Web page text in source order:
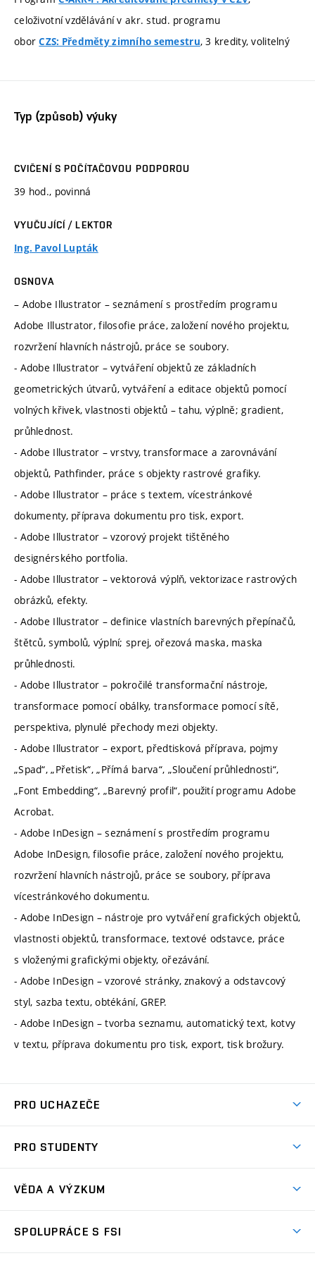
celoživotní vzdělávání v akr. stud. programu
oborCZS: Předměty zimního semestru, 3 kredity, volitelný
Typ (způsob) výuky
CVIČENÍ S POČÍTAČOVOU PODPOROU
39 hod., povinná
VYUČUJÍCÍ / LEKTOR
Ing. Pavol Lupták
OSNOVA
– Adobe Illustrator – seznámení s prostředím programu
Adobe Illustrator, filosofie práce, založení nového projektu,
rozvržení hlavních nástrojů, práce se soubory.
- Adobe Illustrator – vytváření objektů ze základních
geometrických útvarů, vytváření a editace objektů pomocí
volných křivek, vlastnosti objektů – tahu, výplně; gradient,
průhlednost.
- Adobe Illustrator – vrstvy, transformace a zarovnávání
objektů, Pathfinder, práce s objekty rastrové grafiky.
- Adobe Illustrator – práce s textem, vícestránkové
dokumenty, příprava dokumentu pro tisk, export.
- Adobe Illustrator – vzorový projekt tištěného
designérského portfolia.
- Adobe Illustrator – vektorová výplň, vektorizace rastrových
obrázků, efekty.
- Adobe Illustrator – definice vlastních barevných přepínačů,
štětců, symbolů, výplní; sprej, ořezová maska, maska
průhlednosti.
- Adobe Illustrator – pokročilé transformační nástroje,
transformace pomocí obálky, transformace pomocí sítě,
perspektiva, plynulé přechody mezi objekty.
- Adobe Illustrator – export, předtisková příprava, pojmy
„Spad“, „Přetisk“, „Přímá barva“, „Sloučení průhlednosti“,
„Font Embedding“, „Barevný profil“, použití programu Adobe
Acrobat.
- Adobe InDesign – seznámení s prostředím programu
Adobe InDesign, filosofie práce, založení nového projektu,
rozvržení hlavních nástrojů, práce se soubory, příprava
vícestránkového dokumentu.
- Adobe InDesign – nástroje pro vytváření grafických objektů,
vlastnosti objektů, transformace, textové odstavce, práce
s vloženými grafickými objekty, ořezávání.
- Adobe InDesign – vzorové stránky, znakový a odstavcový
styl, sazba textu, obtékání, GREP.
- Adobe InDesign – tvorba seznamu, automatický text, kotvy
v textu, příprava dokumentu pro tisk, export, tisk brožury.
PRO UCHAZEČE
Ambasadoři studia
Zápisy
PRO STUDENTY
Studijní předpisy
VĚDA A VÝZKUM
SPOLUPRÁCE S FSI